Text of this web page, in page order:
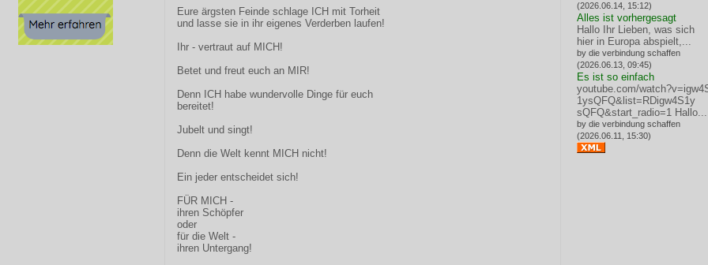
Eure ärgsten Feinde schlage ICH mit Torheit
und lasse sie in ihr eigenes Verderben laufen!
Ihr - vertraut auf MICH!
Betet und freut euch an MIR!
Denn ICH habe wundervolle Dinge für euch
bereitet!
Jubelt und singt!
Denn die Welt kennt MICH nicht!
Ein jeder entscheidet sich!
FÜR MICH -
ihren Schöpfer
oder
für die Welt -
ihren Untergang!
(2026.06.14, 15:12)
Alles ist vorhergesagt
Hallo Ihr Lieben, was sich
hier in Europa abspielt,...
by die verbindung schaffen
(2026.06.13, 09:45)
Es ist so einfach
youtube.com/
1ysQFQ&list=RDigw4S1y
sQFQ&start_radio=1 Hallo...
by die verbindung schaffen
(2026.06.11, 15:30)